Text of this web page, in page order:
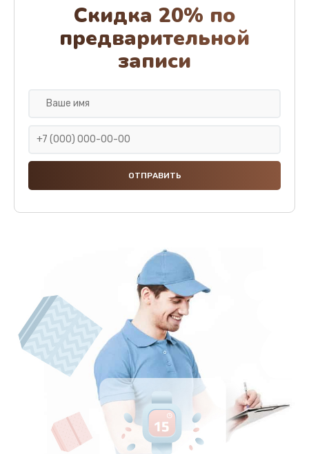
Скидка 20% по
предварительной
записи